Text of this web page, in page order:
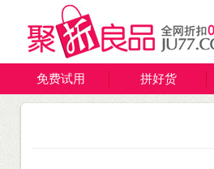
免费试用 拼好货